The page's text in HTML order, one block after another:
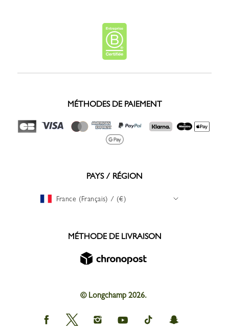
MÉTHODES DE PAIEMENT
PAYS / RÉGION
France (Français) / (€)
MÉTHODE DE LIVRAISON
© Longchamp 2026.
Longchamp
on
Longchamp
on
Longchamp
on
Longchamp
on
Longchamp
on
Longchamp
on